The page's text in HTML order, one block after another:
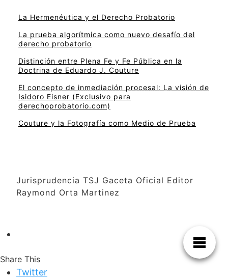
La Hermenéutica y el Derecho Probatorio
La prueba algorítmica como nuevo desafío del
derecho probatorio
Distinción entre Plena Fe y Fe Pública en la
Doctrina de Eduardo J. Couture
El concepto de inmediación procesal: La visión de
Isidoro Eisner (Exclusivo para
derechoprobatorio.com)
Couture y la Fotografía como Medio de Prueba
Jurisprudencia TSJ Gaceta Oficial Editor
Raymond Orta Martinez
Share This
Twitter